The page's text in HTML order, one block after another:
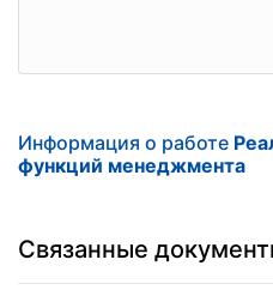
Информация о работе
функций менеджмента
Связанные